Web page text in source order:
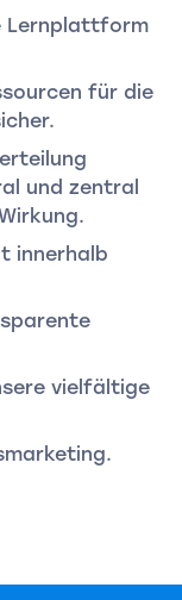
Lernplattform
für die
und zentral
innerhalb
vielfältige